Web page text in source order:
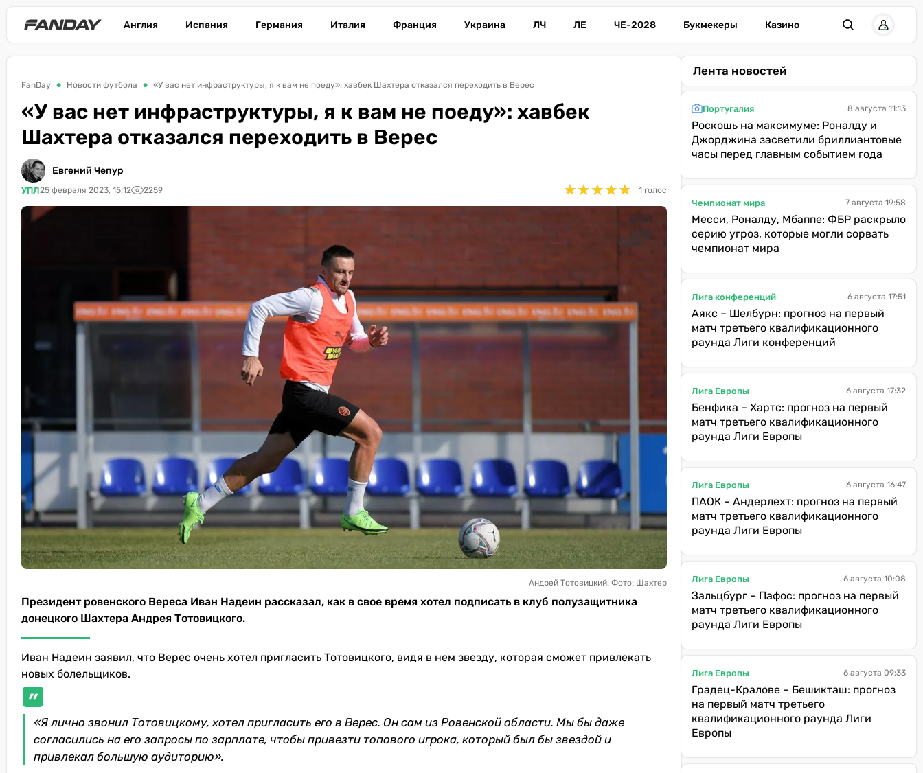
Англия Испания Германия Италия Франция Украина ЛЧ ЛЕ ЧЕ-2028 Букмекеры Казино
FanDay Новости футбола «У вас нет инфраструктуры, я к вам не поеду»: хавбек Шахтера отказался переходить в Верес
«У вас нет инфраструктуры, я к вам не поеду»: хавбек
Шахтера отказался переходить в Верес
Евгений Чепур
УПЛ25 февраля 2023, 15:12 2259 ★★★★★
★★★★★ 1 голос
Андрей Тотовицкий. Фото: Шахтер
Президент ровенского Вереса Иван Надеин рассказал, как в свое время хотел подписать в клуб полузащитника
донецкого Шахтера Андрея Тотовицкого.
Иван Надеин заявил, что Верес очень хотел пригласить Тотовицкого, видя в нем звезду, которая сможет привлекать
новых болельщиков.
«Я лично звонил Тотовицкому, хотел пригласить его в Верес. Он сам из Ровенской области. Мы бы даже
согласились на его запросы по зарплате, чтобы привезти топового игрока, который был бы звездой и
привлекал большую аудиторию».
Лента новостей
Португалия 8 августа 11:13
Роскошь на максимуме: Роналду и
Джорджина засветили бриллиантовые
часы перед главным событием года
Чемпионат мира 7 августа 19:58
Месси, Роналду, Мбаппе: ФБР раскрыло
серию угроз, которые могли сорвать
чемпионат мира
Лига конференций 6 августа 17:51
Аякс – Шелбурн: прогноз на первый
матч третьего квалификационного
раунда Лиги конференций
Лига Европы 6 августа 17:32
Бенфика – Хартс: прогноз на первый
матч третьего квалификационного
раунда Лиги Европы
Лига Европы 6 августа 16:47
ПАОК – Андерлехт: прогноз на первый
матч третьего квалификационного
раунда Лиги Европы
Лига Европы 6 августа 10:08
Зальцбург – Пафос: прогноз на первый
матч третьего квалификационного
раунда Лиги Европы
Лига Европы 6 августа 09:33
Градец-Кралове – Бешикташ: прогноз
на первый матч третьего
квалификационного раунда Лиги
Европы